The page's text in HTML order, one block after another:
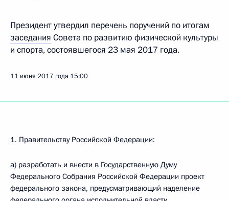
Президент утвердил перечень поручений по итогам
заседания Совета по развитию физической культуры
и спорта, состоявшегося 23 мая 2017 года.
11 июня 2017 года 15:00
1. Правительству Российской Федерации:
а) разработать и внести в Государственную Думу
Федерального Собрания Российской Федерации проект
федерального закона, предусматривающий наделение